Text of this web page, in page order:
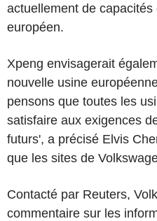
actuellement de
européen.
Xpeng envisagerait
nouvelle usine
pensons que toutes les
satisfaire aux exigences
futurs', a précisé Elvis
que les sites de
Contacté par Reuters,
commentaire sur les